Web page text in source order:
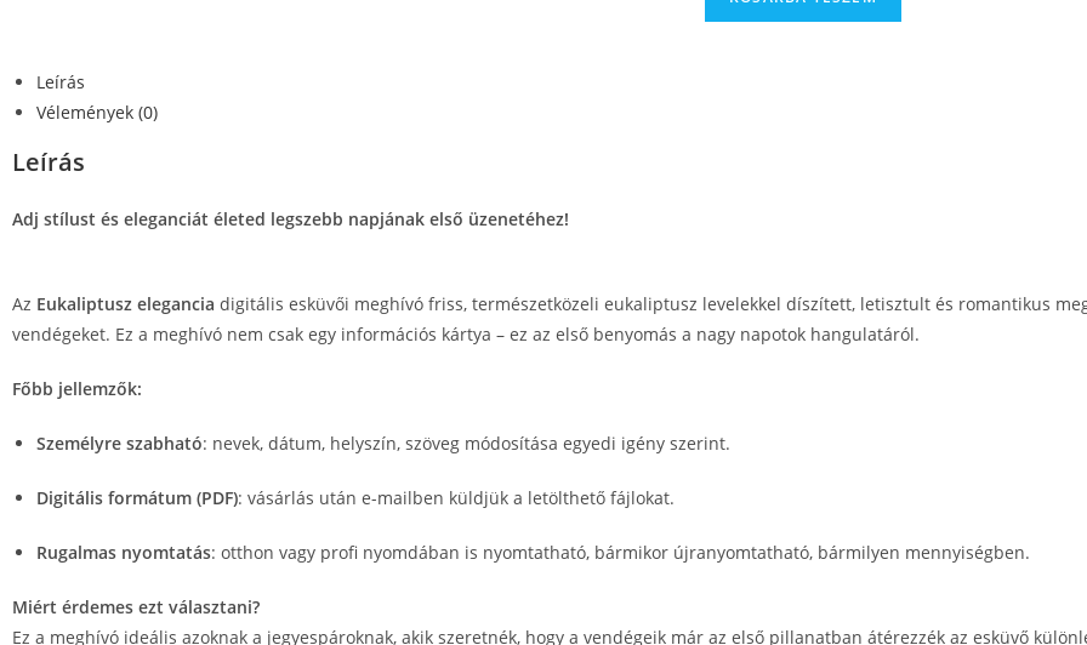
Leírás
Vélemények (0)
Leírás
Adj stílust és eleganciát életed legszebb napjának első üzenetéhez!
Az Eukaliptusz elegancia digitális esküvői meghívó friss, természetközeli eukaliptusz levelekkel díszített, letisztult és romantikus
vendégeket. Ez a meghívó nem csak egy információs kártya – ez az első benyomás a nagy napotok hangulatáról.
Főbb jellemzők:
Személyre szabható: nevek, dátum, helyszín, szöveg módosítása egyedi igény szerint.
Digitális formátum (PDF): vásárlás után e-mailben küldjük a letölthető fájlokat.
Rugalmas nyomtatás: otthon vagy profi nyomdában is nyomtatható, bármikor újranyomtatható, bármilyen mennyiségben.
Miért érdemes ezt választani?
Ez a meghívó ideális azoknak a jegyespároknak, akik szeretnék, hogy a vendégeik már az első pillanatban átérezzék az esküvő